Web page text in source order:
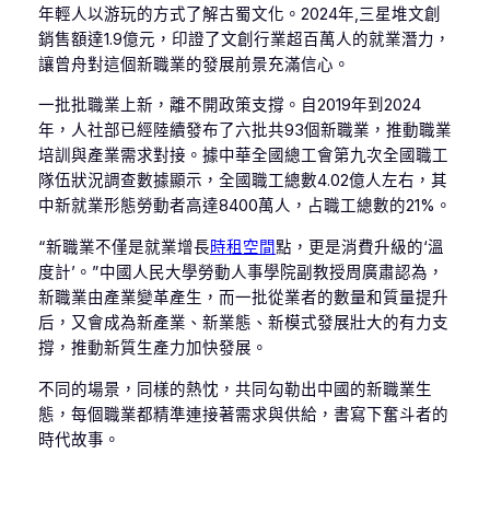
年輕人以游玩的方式了解古蜀文化。2024年,三星堆文創
銷售額達1.9億元，印證了文創行業超百萬人的就業潛力，
讓曾舟對這個新職業的發展前景充滿信心。
一批批職業上新，離不開政策支撐。自2019年到2024
年，人社部已經陸續發布了六批共93個新職業，推動職業
培訓與產業需求對接。據中華全國總工會第九次全國職工
隊伍狀況調查數據顯示，全國職工總數4.02億人左右，其
中新就業形態勞動者高達8400萬人，占職工總數的21%。
“新職業不僅是就業增長時租空間點，更是消費升級的‘溫
度計’。”中國人民大學勞動人事學院副教授周廣肅認為，
新職業由產業變革產生，而一批從業者的數量和質量提升
后，又會成為新產業、新業態、新模式發展壯大的有力支
撐，推動新質生產力加快發展。
不同的場景，同樣的熱忱，共同勾勒出中國的新職業生
態，每個職業都精準連接著需求與供給，書寫下奮斗者的
時代故事。